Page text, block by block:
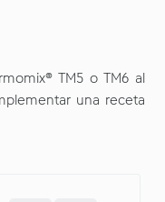
TM5 o TM6 al
una receta